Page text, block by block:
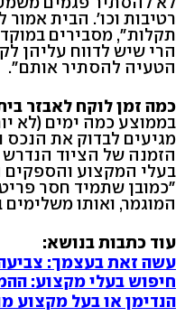
רטיבות וכו'. הבית אמור
תקלות", מסבירים
הרי שיש לדווח עליהן
הטעיה להסתיר אותם".
כמה זמן לוקח לאבזר
מגיעים לבדוק את הנכס
הזמנה של הציוד
בעלי המקצוע והספקים
"כמובן שתמיד חסר
המוגמר, ואותו
עוד כתבות בנושא:
עשה זאת בעצמך:
חיפוש בעלי מקצוע:
הנדימן או בעל מקצוע